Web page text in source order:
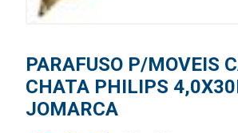
PARAFUSO P/MOVEIS
CHATA PHILIPS
JOMARCA